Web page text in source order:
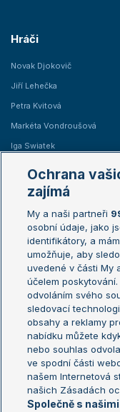
Hráči
Novak Djokovič
Jiří Lehečka
Petra Kvitová
Markéta Vondroušová
Iga Swiatek
Žebříčky
Žebříček ATP (muži)
Žebříček WTA (ženy)
Sázkařský žebříček
Aktualní trendy
Fotbalové přestupy
Livesport Daily
LS Prague Open
Ochrana
zajímá
My a naši partneři
osobní údaje, jako
identifikátory, a
umožňuje, aby
uvedené v části My
účelem
odvoláním svého
sledovací
obsahy a reklamy
nabídku můžete
nebo souhlas
ve spodní části
našem Internetová
našich Zásadách
Společně s